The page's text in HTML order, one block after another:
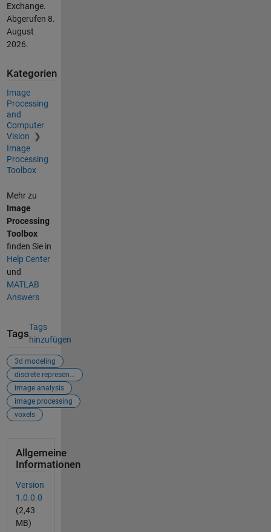
Exchange.
Abgerufen 8.
August
2026.
Kategorien
Image
Processing
and
Computer
Vision
Image
Processing
Toolbox
Mehr zu
Image
Processing
Toolbox
finden Sie in
Help Center
und
MATLAB
Answers
Tags
Tags
hinzufügen
3d modeling
discrete represen...
image analysis
image processing
voxels
Allgemeine
Informationen
Version
1.0.0.0
(2,43
MB)